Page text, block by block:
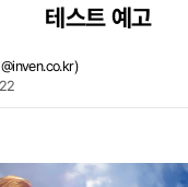
테스트 예고
)